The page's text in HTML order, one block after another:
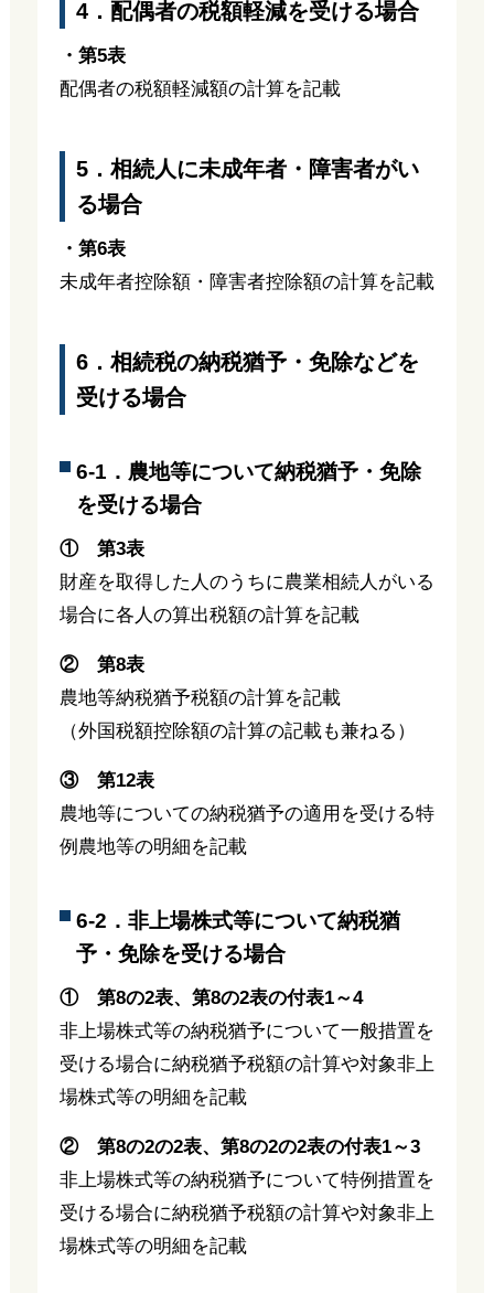
4．配偶者の税額軽減を受ける場合
・第5表
配偶者の税額軽減額の計算を記載
5．相続人に未成年者・障害者がい
る場合
・第6表
未成年者控除額・障害者控除額の計算を記載
6．相続税の納税猶予・免除などを
受ける場合
6-1．農地等について納税猶予・免除
を受ける場合
① 第3表
財産を取得した人のうちに農業相続人がいる
場合に各人の算出税額の計算を記載
② 第8表
農地等納税猶予税額の計算を記載
（外国税額控除額の計算の記載も兼ねる）
③ 第12表
農地等についての納税猶予の適用を受ける特
例農地等の明細を記載
6-2．非上場株式等について納税猶
予・免除を受ける場合
① 第8の2表、第8の2表の付表1～4
非上場株式等の納税猶予について一般措置を
受ける場合に納税猶予税額の計算や対象非上
場株式等の明細を記載
② 第8の2の2表、第8の2の2表の付表1～3
非上場株式等の納税猶予について特例措置を
受ける場合に納税猶予税額の計算や対象非上
場株式等の明細を記載